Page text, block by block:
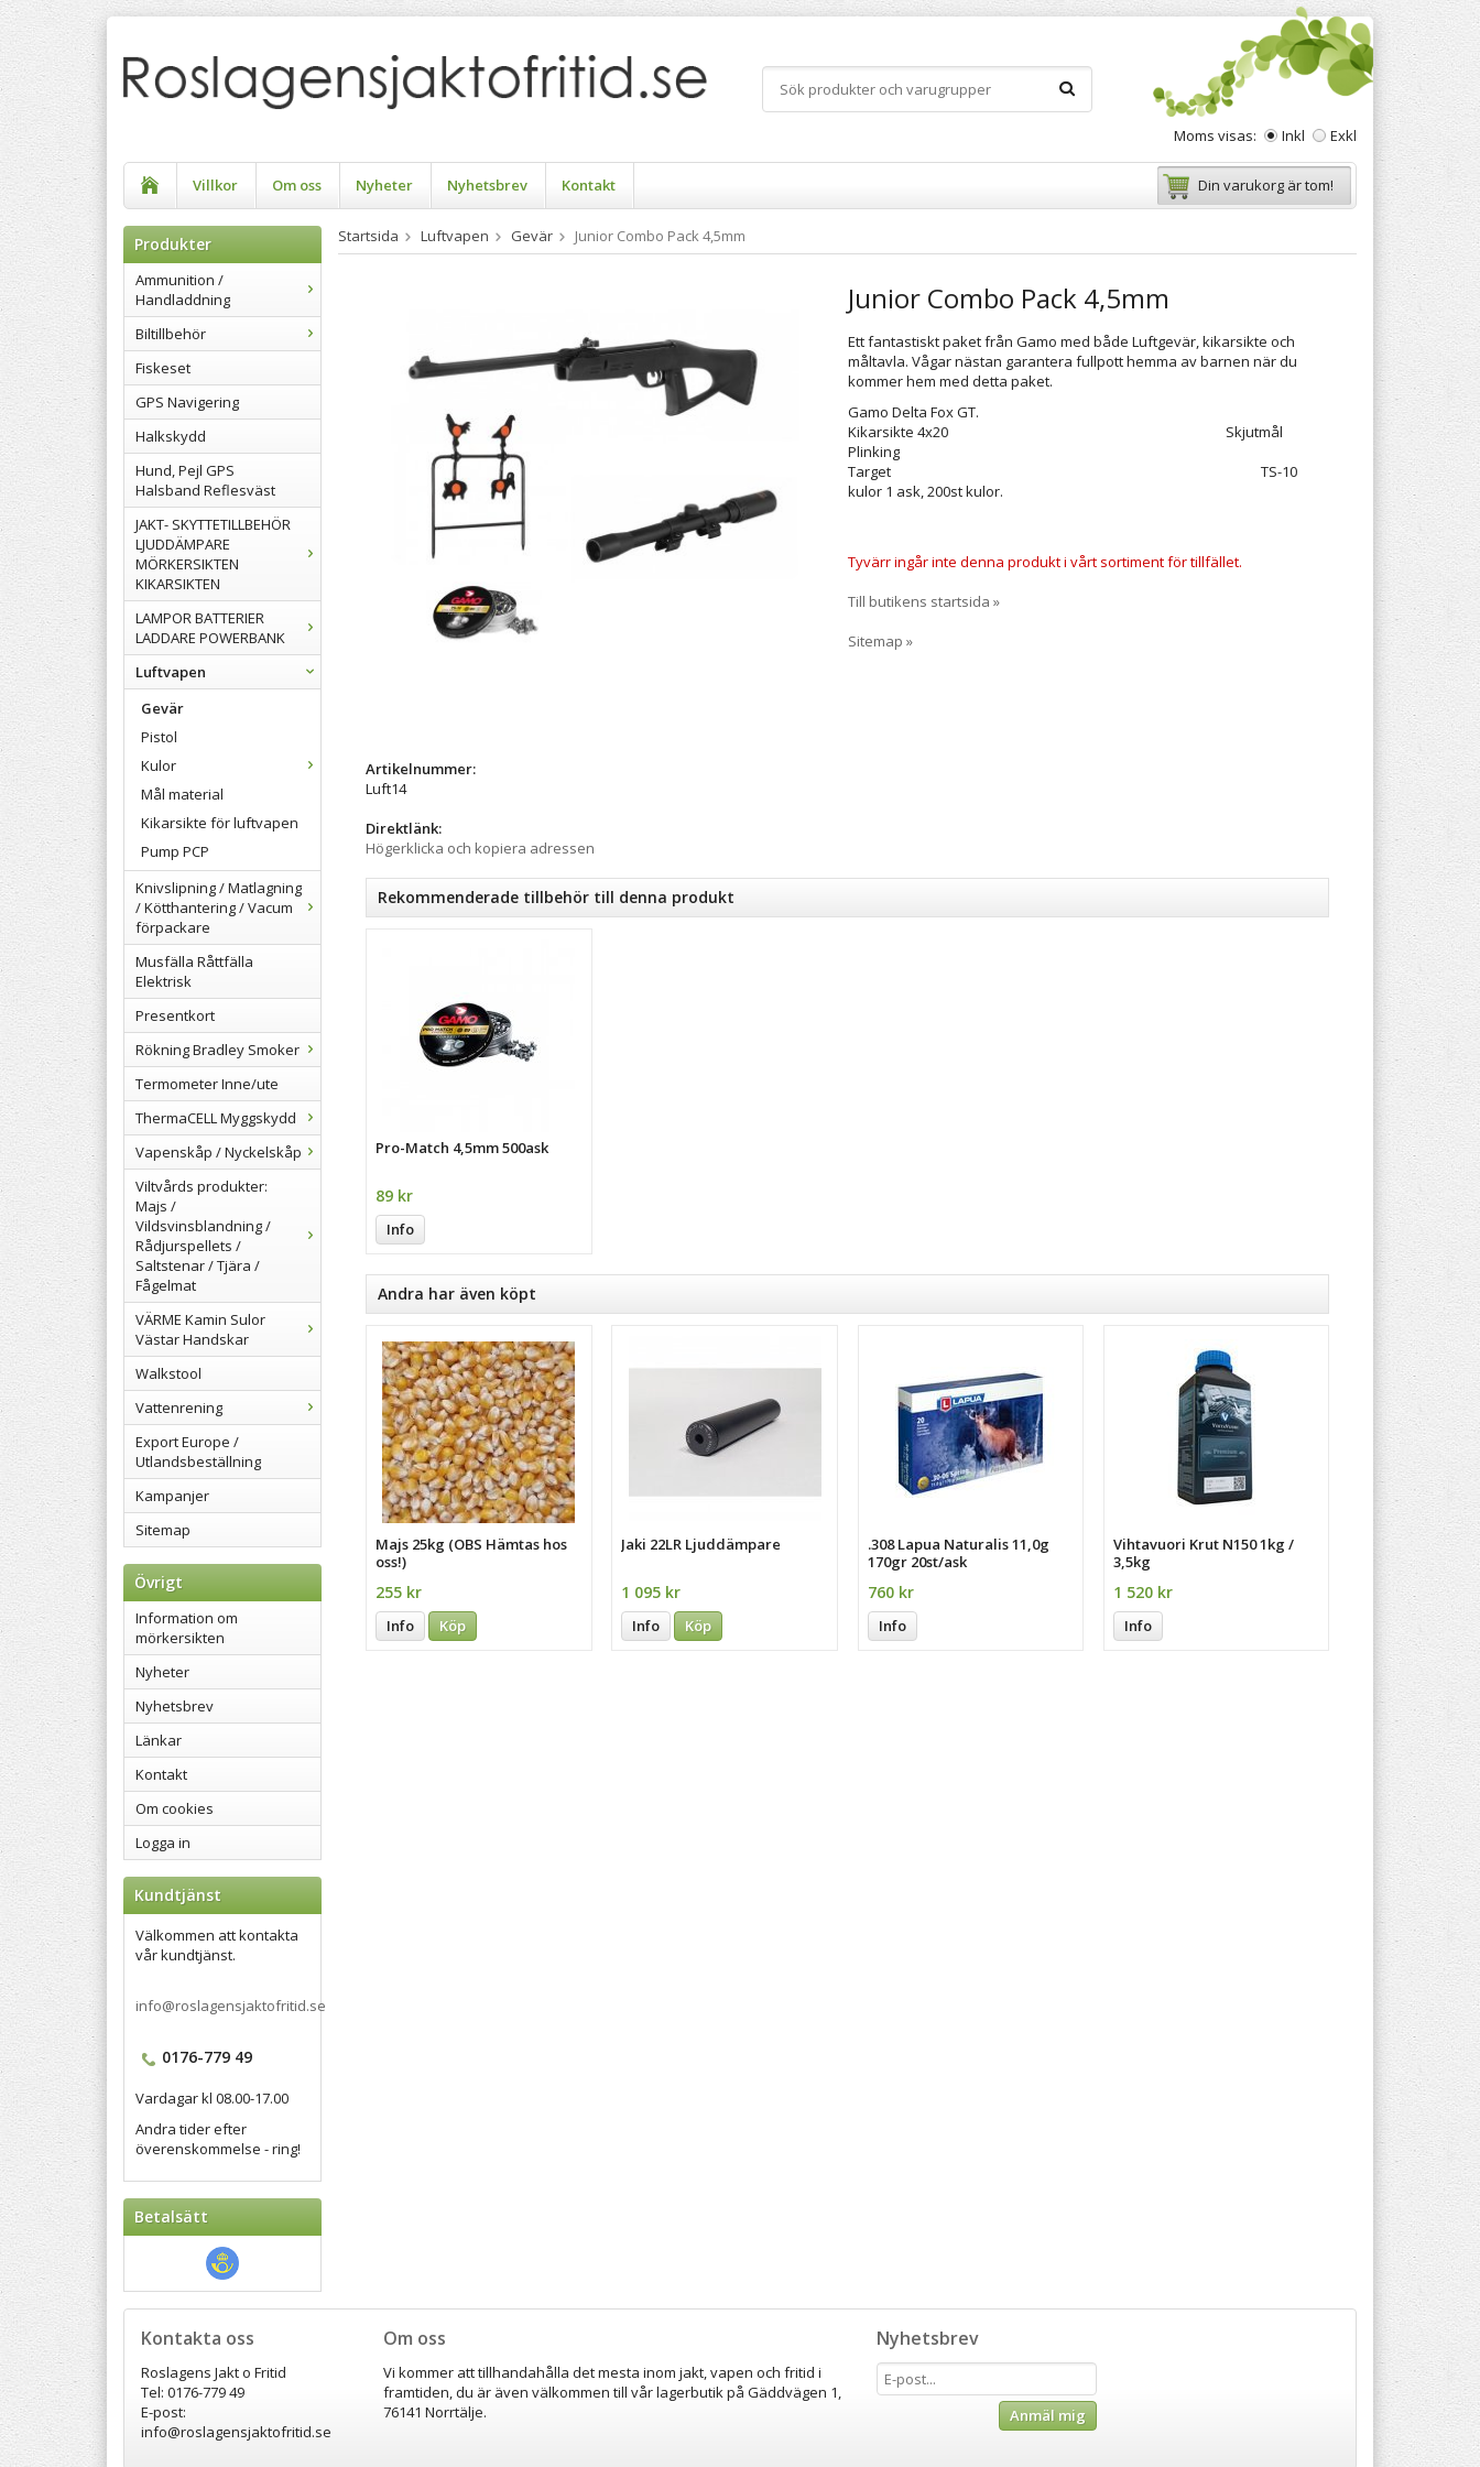
Moms visas: Inkl Exkl
Villkor Om oss Nyheter Nyhetsbrev Kontakt Din varukorg är tom!
Produkter
Ammunition /
Handladdning
Biltillbehör
Fiskeset
GPS Navigering
Halkskydd
Hund, Pejl GPS
Halsband Reflesväst
JAKT- SKYTTETILLBEHÖR
LJUDDÄMPARE
MÖRKERSIKTEN
KIKARSIKTEN
LAMPOR BATTERIER
LADDARE POWERBANK
Luftvapen
Gevär
Pistol
Kulor
Mål material
Kikarsikte för luftvapen
Pump PCP
Knivslipning / Matlagning
/ Kötthantering / Vacum
förpackare
Musfälla Råttfälla
Elektrisk
Presentkort
Rökning Bradley Smoker
Termometer Inne/ute
ThermaCELL Myggskydd
Vapenskåp / Nyckelskåp
Viltvårds produkter:
Majs /
Vildsvinsblandning /
Rådjurspellets /
Saltstenar / Tjära /
Fågelmat
VÄRME Kamin Sulor
Västar Handskar
Walkstool
Vattenrening
Export Europe /
Utlandsbeställning
Kampanjer
Sitemap
Övrigt
Information om
mörkersikten
Nyheter
Nyhetsbrev
Länkar
Kontakt
Om cookies
Logga in
Kundtjänst
Välkommen att kontakta
vår kundtjänst.
info@roslagensjaktofritid.se
0176-779 49
Vardagar kl 08.00-17.00
Andra tider efter
överenskommelse - ring!
Betalsätt
Startsida Luftvapen Gevär Junior Combo Pack 4,5mm
Junior Combo Pack 4,5mm
Ett fantastiskt paket från Gamo med både Luftgevär, kikarsikte och
måltavla. Vågar nästan garantera fullpott hemma av barnen när du
kommer hem med detta paket.
Gamo Delta Fox GT.
Kikarsikte 4x20 Skjutmål
Plinking
Target TS-10
kulor 1 ask, 200st kulor.
Tyvärr ingår inte denna produkt i vårt sortiment för tillfället.
Till butikens startsida »
Sitemap »
Artikelnummer:
Luft14
Direktlänk:
Högerklicka och kopiera adressen
Rekommenderade tillbehör till denna produkt
Pro-Match 4,5mm 500ask
89 kr
Info
Andra har även köpt
Majs 25kg (OBS Hämtas hos
oss!)
255 kr
Info Köp
Jaki 22LR Ljuddämpare
1 095 kr
Info Köp
.308 Lapua Naturalis 11,0g
170gr 20st/ask
760 kr
Info
Vihtavuori Krut N150 1kg /
3,5kg
1 520 kr
Info
Kontakta oss
Roslagens Jakt o Fritid
Tel: 0176-779 49
E-post:
info@roslagensjaktofritid.se
Nyhetsbrev
Anmäl mig
Om oss
Vi kommer att tillhandahålla det mesta inom jakt, vapen och fritid i
framtiden, du är även välkommen till vår lagerbutik på Gäddvägen 1,
76141 Norrtälje.